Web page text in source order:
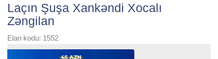
Laçın Şuşa Xankəndi Xocalı
Zəngilan
Elan kodu: 1552